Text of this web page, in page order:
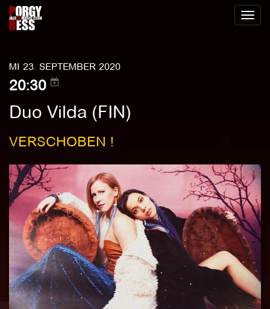
Toggle
MI 23. SEPTEMBER 2020
20:30
Duo Vilda (FIN)
VERSCHOBEN !